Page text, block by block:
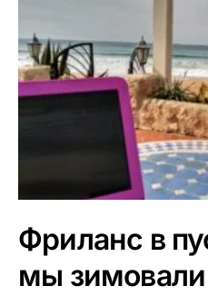
Фриланс в
мы